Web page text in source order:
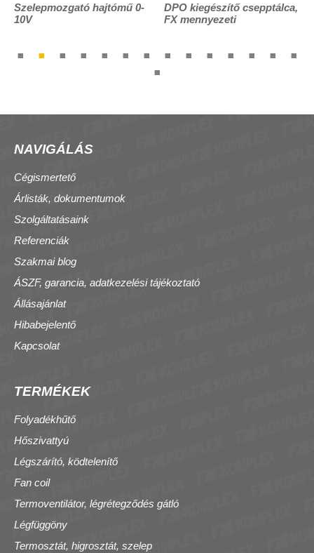
Szelepmozgató hajtómű 0-
10V
DPO kiegészítő csepptálca,
FX mennyezeti
NAVIGÁLÁS
Cégismertető
Árlisták, dokumentumok
Szolgáltatásaink
Referenciák
Szakmai blog
ÁSZF, garancia, adatkezelési tájékoztató
Állásajánlat
Hibabejelentő
Kapcsolat
TERMÉKEK
Folyadékhűtő
Hőszivattyú
Légszárító, ködtelenítő
Fan coil
Termoventilátor, légrétegződés gátló
Légfüggöny
Termosztát, higrosztát, szelep